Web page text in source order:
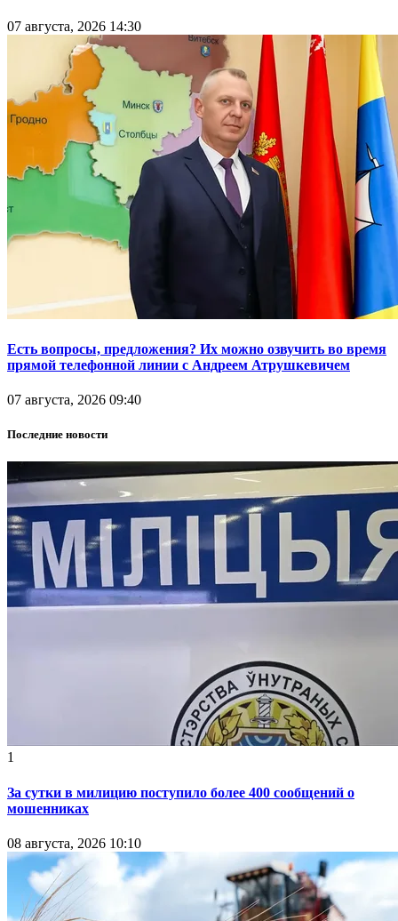
07 августа, 2026 14:30
Есть вопросы, предложения? Их можно озвучить во время
прямой телефонной линии с Андреем Атрушкевичем
07 августа, 2026 09:40
Последние новости
1
За сутки в милицию поступило более 400 сообщений о
мошенниках
08 августа, 2026 10:10